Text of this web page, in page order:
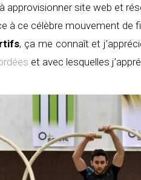
approvisionner site web et
à ce célèbre mouvement de
, ça me connaît et
et avec lesquelles